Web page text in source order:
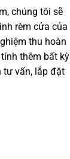
chúng tôi sẽ
rèm cửa của
thu hoàn
thêm bất kỳ
tư vấn, lắp đặt